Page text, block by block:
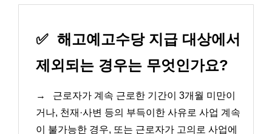
✅ 해고예고수당 지급 대상에서
제외되는 경우는 무엇인가요?
→
근로자가 계속 근로한 기간이 3개월 미만이
거나, 천재·사변 등의 부득이한 사유로 사업 계속
이 불가능한 경우, 또는 근로자가 고의로 사업에